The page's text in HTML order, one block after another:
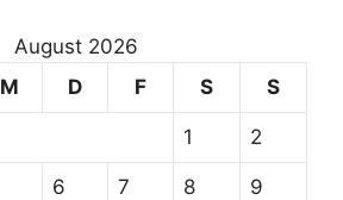
August 2026
M D F S S
1 2
6 7 8 9